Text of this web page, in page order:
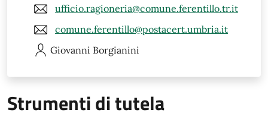
ufficio.ragioneria@comune.ferentillo.tr.it
comune.ferentillo@postacert.umbria.it
Giovanni Borgianini
Strumenti di tutela